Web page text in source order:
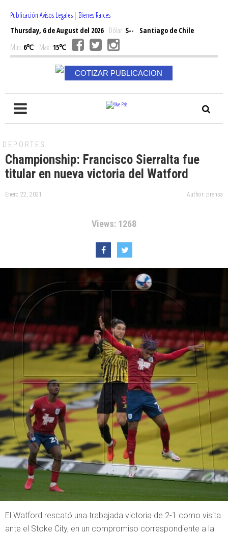
Publicación Avisos Legales | Bienes Raices
Thursday, 6 de August del 2026Dólar: $--
Santiago de Chile
Min: 6℃ Max: 15℃
COTIZAR PUBLICACION
DEPORTES
Championship: Francisco Sierralta fue
titular en nueva victoria del Watford
Enero 22, 2021 Author: prensa
Views: 1268
El Watford rescató una trabajada victoria de 2-1 como visita
ante el Stoke City, en un compromiso correspondiente a la